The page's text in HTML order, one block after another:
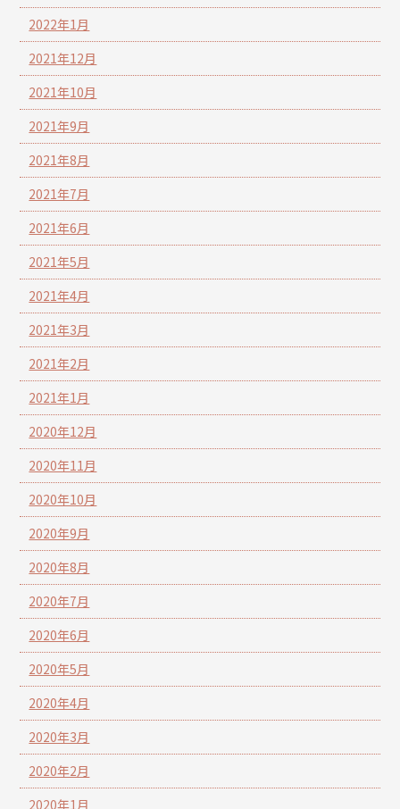
2022年1月
2021年12月
2021年10月
2021年9月
2021年8月
2021年7月
2021年6月
2021年5月
2021年4月
2021年3月
2021年2月
2021年1月
2020年12月
2020年11月
2020年10月
2020年9月
2020年8月
2020年7月
2020年6月
2020年5月
2020年4月
2020年3月
2020年2月
2020年1月